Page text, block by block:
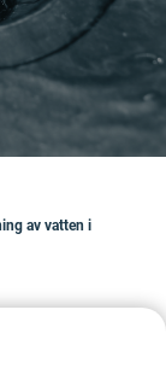
av vatten i